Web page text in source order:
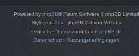
Powered by phpBB® Forum Software © phpBB Limited
Style von Arty - phpBB 3.3 von MrGaby
Deutsche Übersetzung durch phpBB.de
Datenschutz| Nutzungsbedingungen